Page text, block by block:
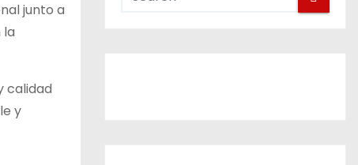
junto a
la
calidad
y